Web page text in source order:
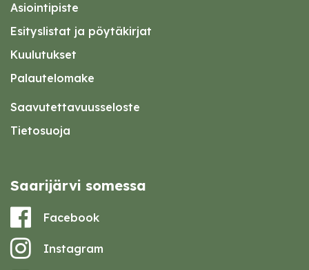
Asiointipiste
Esityslistat ja pöytäkirjat
Kuulutukset
Palautelomake
Saavutettavuusseloste
Tietosuoja
Saarijärvi somessa
Facebook
Instagram